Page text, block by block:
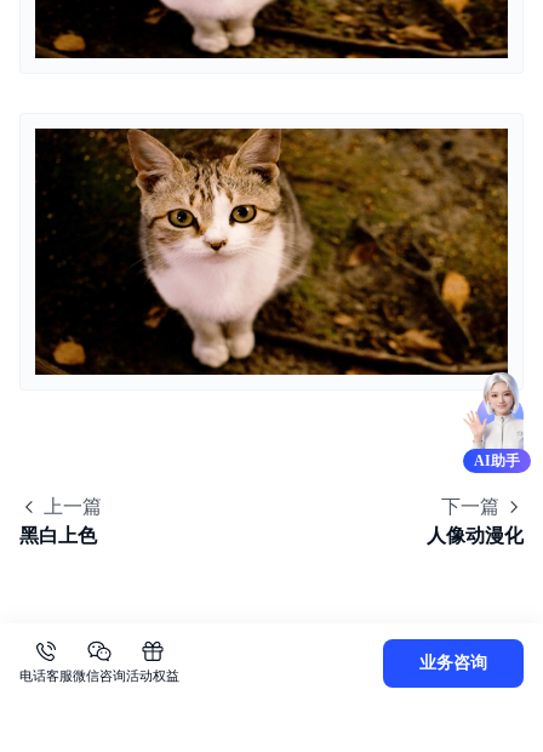
开发者指南
数据魔方
API参考
SDK
典型实践
常见问题
相关协议
上一篇
黑白上色
下一篇
人像动漫化
AI助手
电话客服微信咨询活动权益
业务咨询